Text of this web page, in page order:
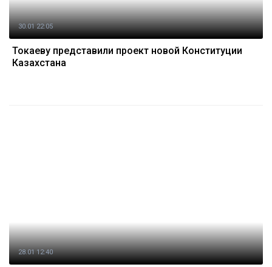
30.01 22:05
Токаеву представили проект новой Конституции
Казахстана
28.01 12:40